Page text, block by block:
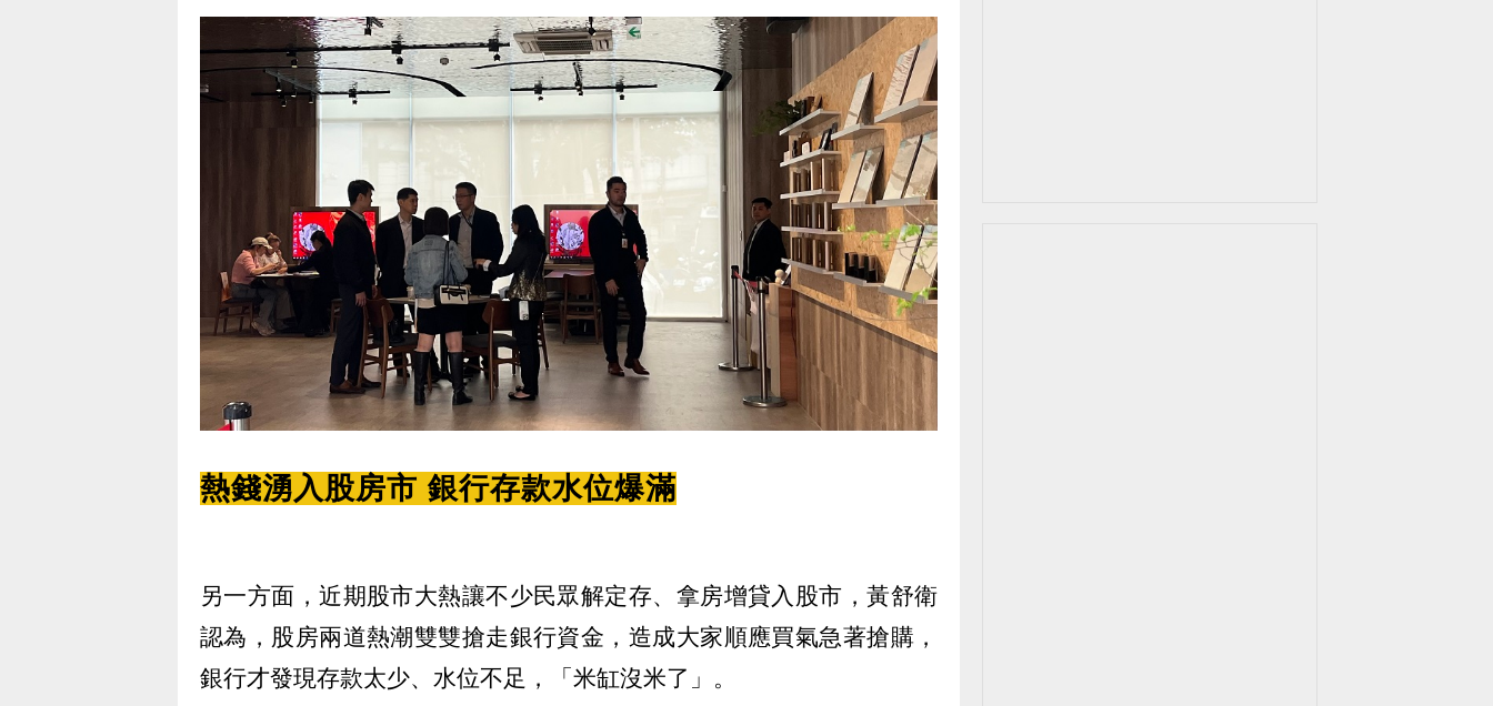
熱錢湧入股房市 銀行存款水位爆滿
另一方面，近期股市大熱讓不少民眾解定存、拿房增貸入股市，黃舒衛
認為，股房兩道熱潮雙雙搶走銀行資金，造成大家順應買氣急著搶購，
銀行才發現存款太少、水位不足，「米缸沒米了」。